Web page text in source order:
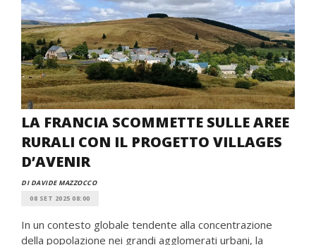
LA FRANCIA SCOMMETTE SULLE AREE
RURALI CON IL PROGETTO VILLAGES
D’AVENIR
DI DAVIDE MAZZOCCO
08 SET 2025 08:00
In un contesto globale tendente alla concentrazione
della popolazione nei grandi agglomerati urbani, la